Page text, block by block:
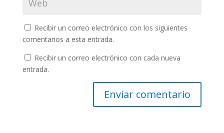
Recibir un correo electrónico con los siguientes
comentarios a esta entrada.
Recibir un correo electrónico con cada nueva
entrada.